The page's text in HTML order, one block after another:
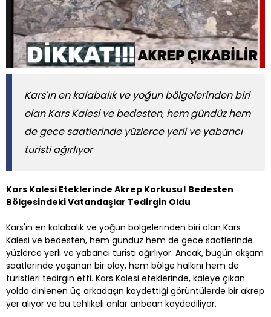
Kars'ın en kalabalık ve yoğun bölgelerinden biri
olan Kars Kalesi ve bedesten, hem gündüz hem
de gece saatlerinde yüzlerce yerli ve yabancı
turisti ağırlıyor
Kars Kalesi Eteklerinde Akrep Korkusu! Bedesten
Bölgesindeki Vatandaşlar Tedirgin Oldu
Kars'ın en kalabalık ve yoğun bölgelerinden biri olan Kars
Kalesi ve bedesten, hem gündüz hem de gece saatlerinde
yüzlerce yerli ve yabancı turisti ağırlıyor. Ancak, bugün akşam
saatlerinde yaşanan bir olay, hem bölge halkını hem de
turistleri tedirgin etti. Kars Kalesi eteklerinde, kaleye çıkan
yolda dinlenen üç arkadaşın kaydettiği görüntülerde bir akrep
yer alıyor ve bu tehlikeli anlar anbean kaydediliyor.